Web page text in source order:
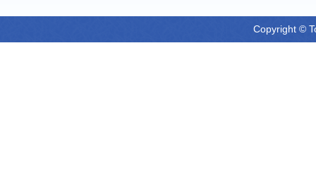
Copyright ©